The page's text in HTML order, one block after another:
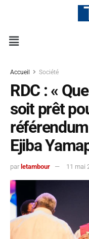
Accueil Société
RDC : «
soit prêt
Ejiba
par letambour 11 mai